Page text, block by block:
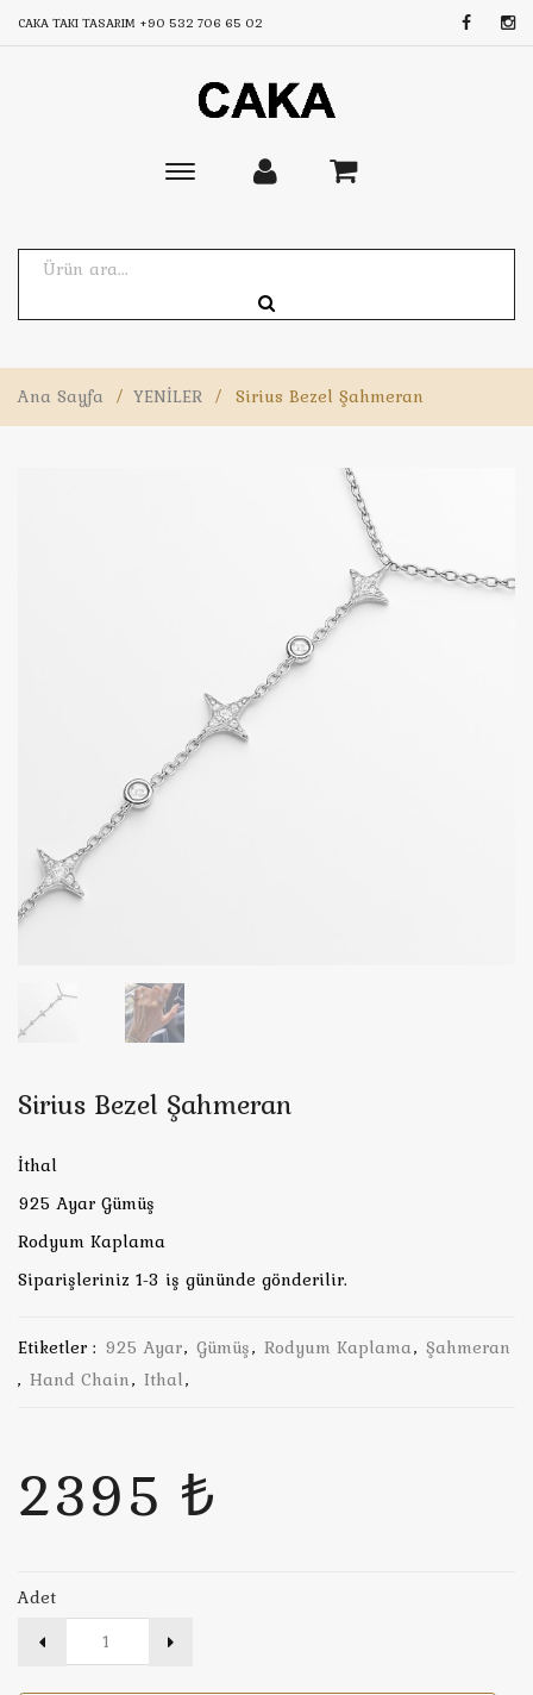
CAKA TAKI TASARIM +90 532 706 65 02
Toggle
Ana Sayfa / YENİLER / Sirius Bezel Şahmeran
Sirius Bezel Şahmeran
İthal
925 Ayar Gümüş
Rodyum Kaplama
Siparişleriniz 1-3 iş gününde gönderilir.
Etiketler : 925 Ayar, Gümüş, Rodyum Kaplama, Şahmeran
, Hand Chain, Ithal,
2395 ₺
Adet